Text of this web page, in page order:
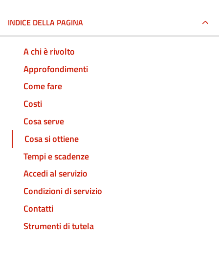
INDICE DELLA PAGINA
A chi è rivolto
Approfondimenti
Come fare
Costi
Cosa serve
Cosa si ottiene
Tempi e scadenze
Accedi al servizio
Condizioni di servizio
Contatti
Strumenti di tutela